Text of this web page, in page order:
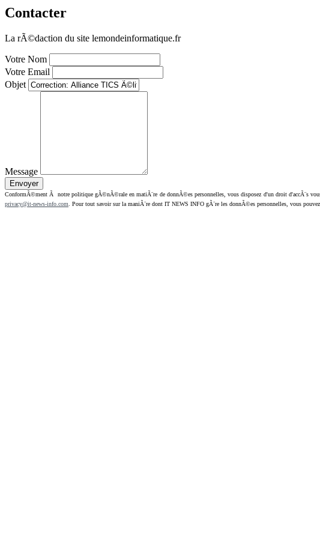
Contacter
La rÃ©daction du site lemondeinformatique.fr
Votre Nom
Votre Email
Objet
Message
ConformÃ©ment Ã notre politique gÃ©nÃ©rale en matiÃ¨re de donnÃ©es personnelles, vous disposez d'un droit d'accÃ¨s
privacy@it-news-info.com . Pour tout savoir sur la maniÃ¨re dont IT NEWS INFO gÃ¨re les donnÃ©es personnelles, vous